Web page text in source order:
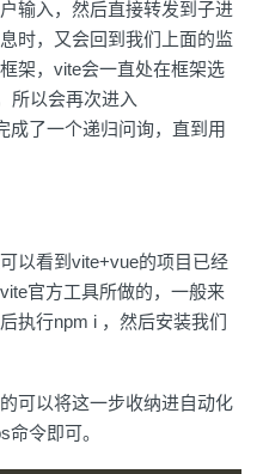
输入，然后直接转发到子进
时，又会回到我们上面的监
架，vite会一直处在框架选
所以会再次进入
成了一个递归问询，直到用
以看到vite+vue的项目已经
官方工具所做的，一般来
执行npm i ，然后安装我们
可以将这一步收纳进自动化
令即可。